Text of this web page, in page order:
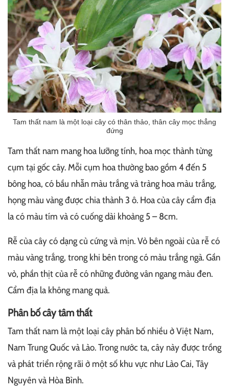
Tam thất nam là một loại cây có thân thảo, thân cây mọc thẳng
đứng
Tam thất nam mang hoa lưỡng tính, hoa mọc thành từng
cụm tại gốc cây. Mỗi cụm hoa thường bao gồm 4 đến 5
bông hoa, có bầu nhẫn màu trắng và tràng hoa màu trắng,
họng màu vàng được chia thành 3 ô. Hoa của cây cẩm địa
la có màu tím và có cuống dài khoảng 5 – 8cm.
Rễ của cây có dạng củ cứng và mịn. Vỏ bên ngoài của rễ có
màu vàng trắng, trong khi bên trong có màu trắng ngà. Gần
vỏ, phần thịt của rễ có những đường vân ngang màu đen.
Cẩm địa la không mang quả.
Phân bố cây tâm thất
Tam thất nam là một loại cây phân bố nhiều ở Việt Nam,
Nam Trung Quốc và Lào. Trong nước ta, cây này được trồng
và phát triển rộng rãi ở một số khu vực như Lào Cai, Tây
Nguyên và Hòa Bình.